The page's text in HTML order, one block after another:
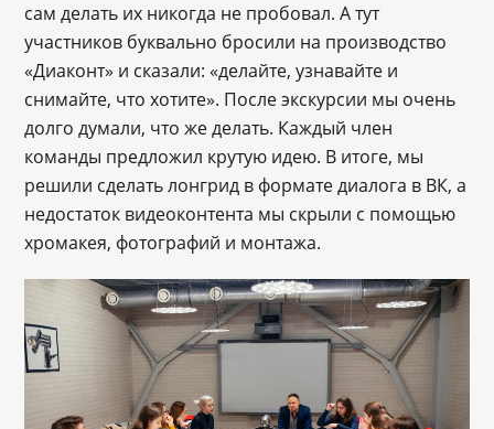
сам делать их никогда не пробовал. А тут
участников буквально бросили на производство
«Диаконт» и сказали: «делайте, узнавайте и
снимайте, что хотите». После экскурсии мы очень
долго думали, что же делать. Каждый член
команды предложил крутую идею. В итоге, мы
решили сделать лонгрид в формате диалога в ВК, а
недостаток видеоконтента мы скрыли с помощью
хромакея, фотографий и монтажа.